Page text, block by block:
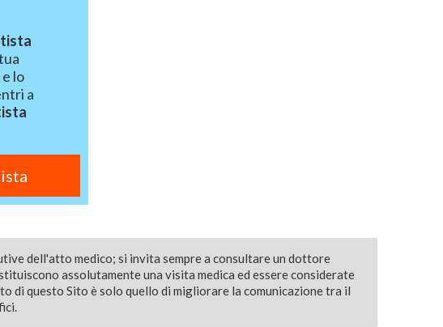
lo
a
dell'atto medico; si invita sempre a consultare un dottore
assolutamente una visita medica ed essere considerate
di questo Sito è solo quello di migliorare la comunicazione tra il